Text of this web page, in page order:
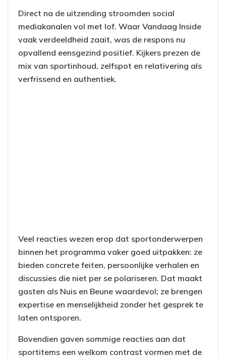
Direct na de uitzending stroomden social
mediakanalen vol met lof. Waar Vandaag Inside
vaak verdeeldheid zaait, was de respons nu
opvallend eensgezind positief. Kijkers prezen de
mix van sportinhoud, zelfspot en relativering als
verfrissend en authentiek.
Veel reacties wezen erop dat sportonderwerpen
binnen het programma vaker goed uitpakken: ze
bieden concrete feiten, persoonlijke verhalen en
discussies die niet per se polariseren. Dat maakt
gasten als Nuis en Beune waardevol; ze brengen
expertise en menselijkheid zonder het gesprek te
laten ontsporen.
Bovendien gaven sommige reacties aan dat
sportitems een welkom contrast vormen met de